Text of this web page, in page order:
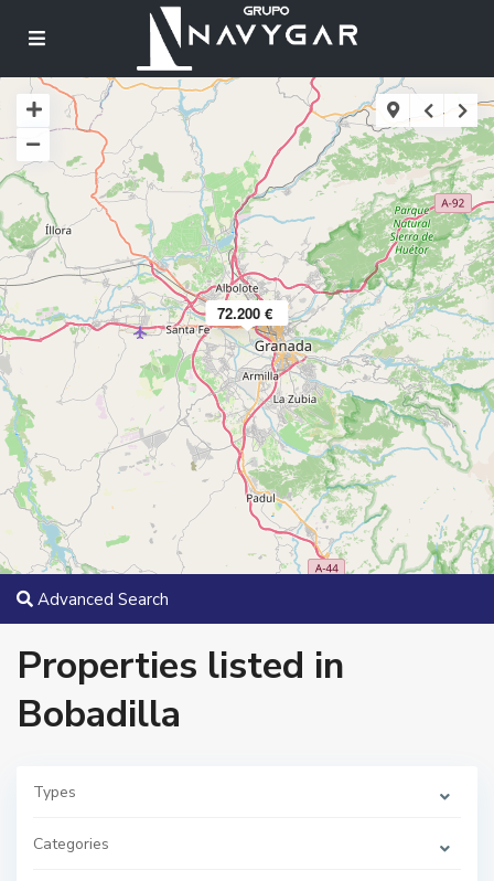
72.200 €
Advanced Search
Properties listed in
Bobadilla
Types
Categories